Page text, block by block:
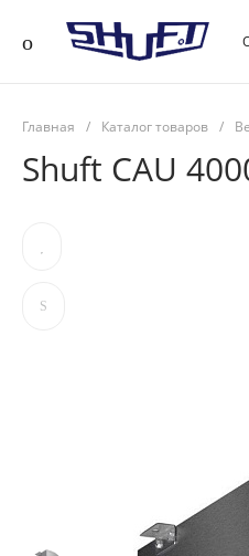
Главная / Каталог товаров /
Shuft CAU